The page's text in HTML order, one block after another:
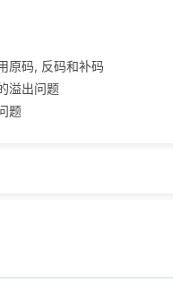
原码, 反码和补码
溢出问题
题